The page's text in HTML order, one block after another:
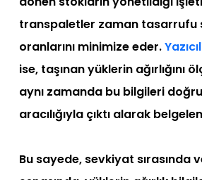
transpaletler zaman tasarrufu
oranlarını minimize eder.
ise, taşınan yüklerin ağırlığını
aynı zamanda bu bilgileri
aracılığıyla çıktı alarak
Bu sayede, sevkiyat sırasında